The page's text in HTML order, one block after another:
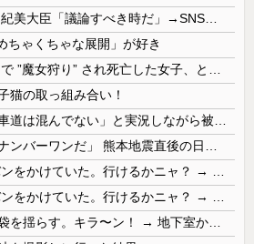
ちゃくちゃな展開」が好き
猫の取っ組み合い！